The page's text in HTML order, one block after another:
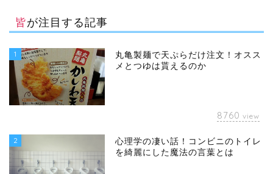
皆が注目する記事
1
丸亀製麺で天ぷらだけ注文！オスス
メとつゆは貰えるのか
8760 view
2
心理学の凄い話！コンビニのトイレ
を綺麗にした魔法の言葉とは